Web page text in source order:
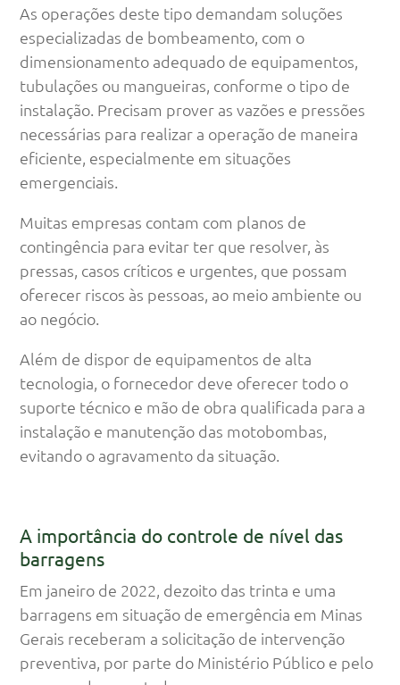
As operações deste tipo demandam soluções
especializadas de bombeamento, com o
dimensionamento adequado de equipamentos,
tubulações ou mangueiras, conforme o tipo de
instalação. Precisam prover as vazões e pressões
necessárias para realizar a operação de maneira
eficiente, especialmente em situações
emergenciais.
Muitas empresas contam com planos de
contingência para evitar ter que resolver, às
pressas, casos críticos e urgentes, que possam
oferecer riscos às pessoas, ao meio ambiente ou
ao negócio.
Além de dispor de equipamentos de alta
tecnologia, o fornecedor deve oferecer todo o
suporte técnico e mão de obra qualificada para a
instalação e manutenção das motobombas,
evitando o agravamento da situação.
A importância do controle de nível das
barragens
Em janeiro de 2022, dezoito das trinta e uma
barragens em situação de emergência em Minas
Gerais receberam a solicitação de intervenção
preventiva, por parte do Ministério Público e pelo